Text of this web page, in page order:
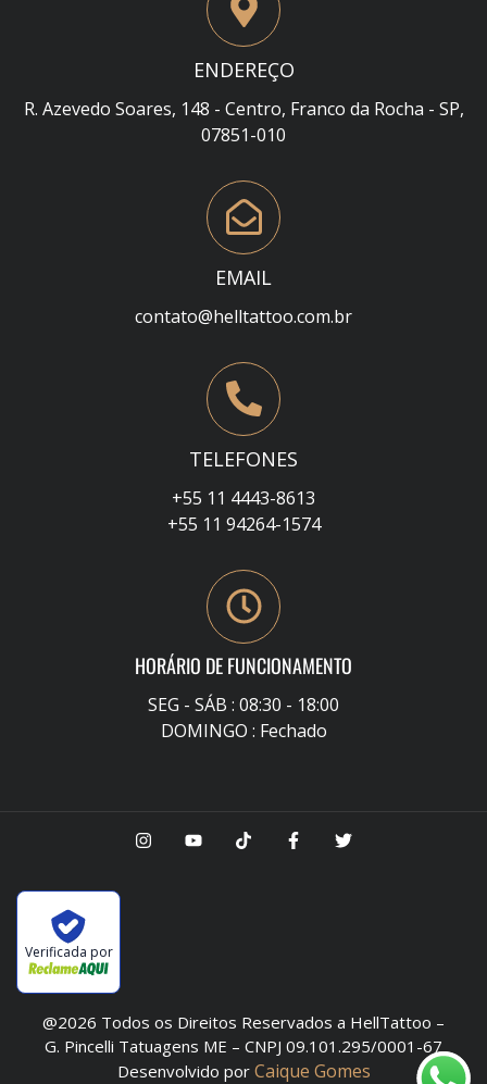
ENDEREÇO
R. Azevedo Soares, 148 - Centro, Franco da Rocha - SP,
07851-010
EMAIL
contato@helltattoo.com.br
TELEFONES
+55 11 4443-8613
+55 11 94264-1574
HORÁRIO DE FUNCIONAMENTO
SEG - SÁB : 08:30 - 18:00
DOMINGO : Fechado
Verificada por
@2026 Todos os Direitos Reservados a HellTattoo –
G. Pincelli Tatuagens ME – CNPJ 09.101.295/0001-67
Desenvolvido por Caique Gomes